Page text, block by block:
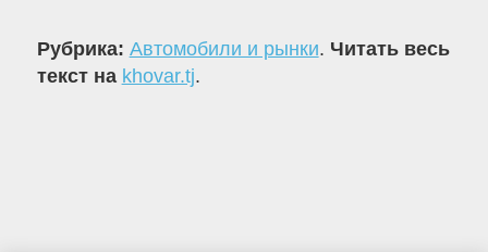
Рубрика: Автомобили и рынки. Читать весь
текст на khovar.tj.